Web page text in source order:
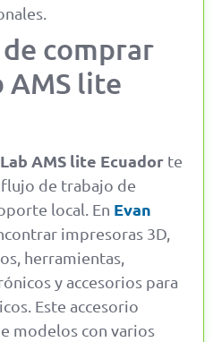
comprar
AMS lite
AMS lite Ecuador te
de trabajo de
local. En Evan
impresoras 3D,
herramientas,
y accesorios para
Este accesorio
modelos con varios